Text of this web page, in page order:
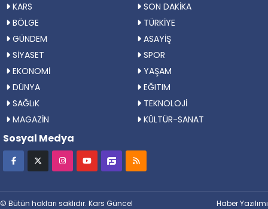
KARS
SON DAKİKA
BÖLGE
TÜRKİYE
GÜNDEM
ASAYİŞ
SİYASET
SPOR
EKONOMİ
YAŞAM
DÜNYA
EĞITIM
SAĞLıK
TEKNOLOJİ
MAGAZİN
KÜLTÜR-SANAT
Sosyal Medya
© Bütün hakları saklıdır. Kars Güncel Haber Yazılımı